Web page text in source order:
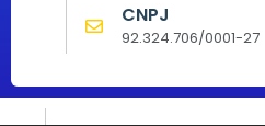
CNPJ
92.324.706/0001-27